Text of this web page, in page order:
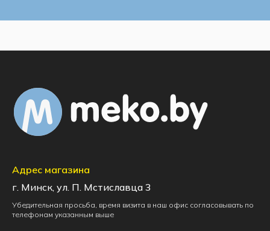
Адрес магазина
г. Минск, ул. П. Мстиславца 3
Убедительная просьба, время визита в наш офис согласовывать по
телефонам указанным выше